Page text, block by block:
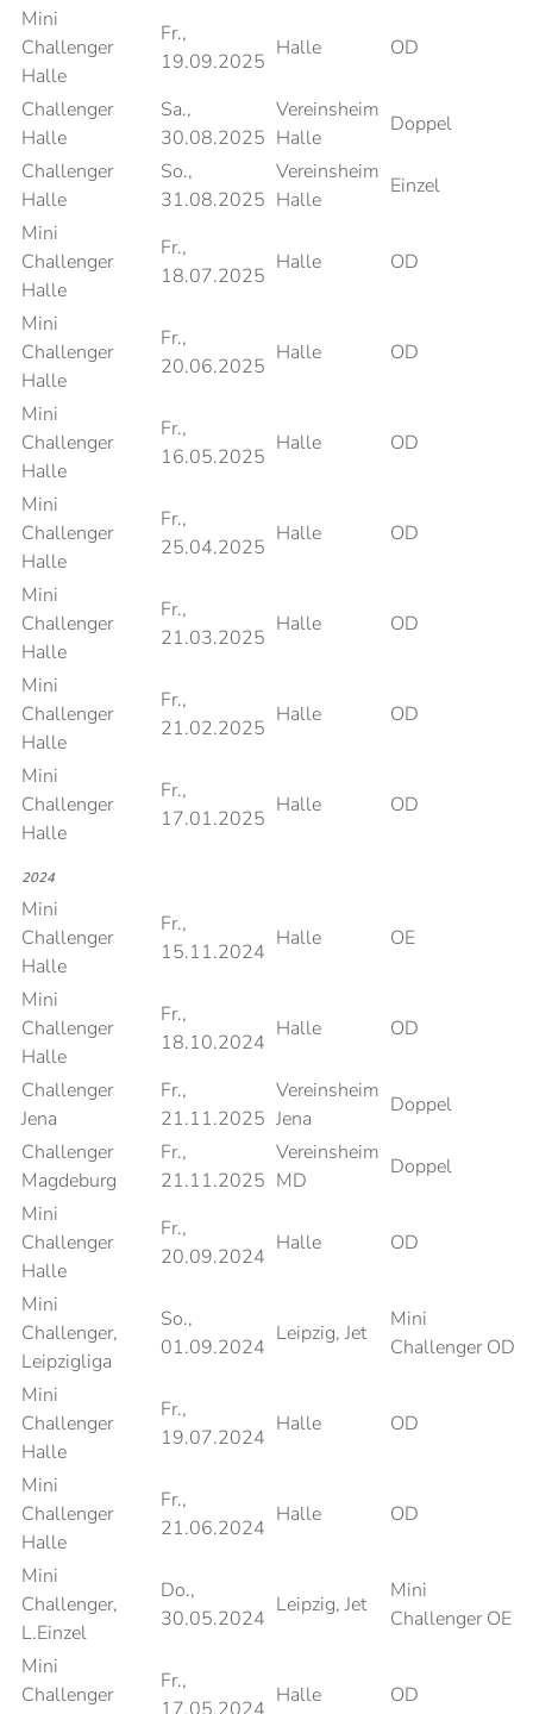
Mini
Challenger
Halle
Fr.,
19.09.2025
Halle OD
Challenger
Halle
Sa.,
30.08.2025
Vereinsheim
Halle
Doppel
Challenger
Halle
So.,
31.08.2025
Vereinsheim
Halle
Einzel
Mini
Challenger
Halle
Fr.,
18.07.2025
Halle OD
Mini
Challenger
Halle
Fr.,
20.06.2025
Halle OD
Mini
Challenger
Halle
Fr.,
16.05.2025
Halle OD
Mini
Challenger
Halle
Fr.,
25.04.2025
Halle OD
Mini
Challenger
Halle
Fr.,
21.03.2025
Halle OD
Mini
Challenger
Halle
Fr.,
21.02.2025
Halle OD
Mini
Challenger
Halle
Fr.,
17.01.2025
Halle OD
2024
Mini
Challenger
Halle
Fr.,
15.11.2024
Halle OE
Mini
Challenger
Halle
Fr.,
18.10.2024
Halle OD
Challenger
Jena
Fr.,
21.11.2025
Vereinsheim
Jena
Doppel
Challenger
Magdeburg
Fr.,
21.11.2025
Vereinsheim
MD
Doppel
Mini
Challenger
Halle
Fr.,
20.09.2024
Halle OD
Mini
Challenger,
Leipzigliga
So.,
01.09.2024
Leipzig, Jet
Mini
Challenger OD
Mini
Challenger
Halle
Fr.,
19.07.2024
Halle OD
Mini
Challenger
Halle
Fr.,
21.06.2024
Halle OD
Mini
Challenger,
L.Einzel
Do.,
30.05.2024
Leipzig, Jet
Mini
Challenger OE
Mini
Challenger
Fr.,
Halle OD